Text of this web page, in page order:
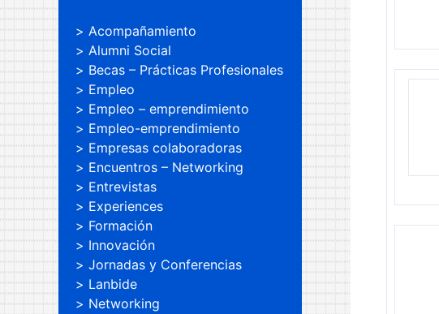
Acompañamiento
Alumni Social
Becas – Prácticas Profesionales
Empleo
Empleo – emprendimiento
Empleo-emprendimiento
Empresas colaboradoras
Encuentros – Networking
Entrevistas
Experiences
Formación
Innovación
Jornadas y Conferencias
Lanbide
Networking